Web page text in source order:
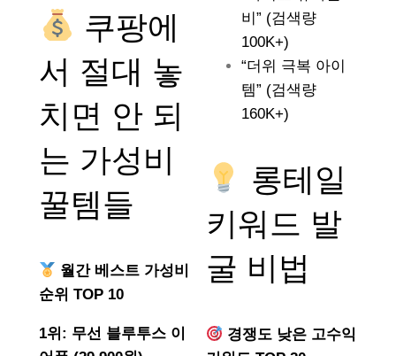
쿠팡에
서 절대 놓
치면 안 되
는 가성비
꿀템들
월간 베스트 가성비
순위 TOP 10
1위: 무선 블루투스 이
비” (검색량
100K+)
“더위 극복 아이
템” (검색량
160K+)
롱테일
키워드 발
굴 비법
경쟁도 낮은 고수익